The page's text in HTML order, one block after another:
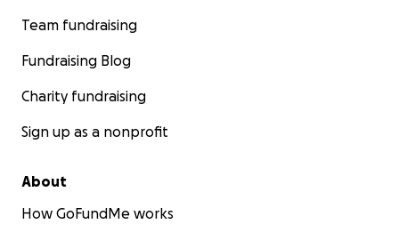
Team fundraising
Fundraising Blog
Charity fundraising
Sign up as a nonprofit
About
How GoFundMe works